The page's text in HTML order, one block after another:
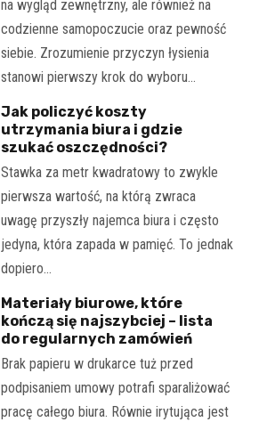
na wygląd zewnętrzny, ale również na
codzienne samopoczucie oraz pewność
siebie. Zrozumienie przyczyn łysienia
stanowi pierwszy krok do wyboru…
Jak policzyć koszty
utrzymania biura i gdzie
szukać oszczędności?
Stawka za metr kwadratowy to zwykle
pierwsza wartość, na którą zwraca
uwagę przyszły najemca biura i często
jedyna, która zapada w pamięć. To jednak
dopiero…
Materiały biurowe, które
kończą się najszybciej – lista
do regularnych zamówień
Brak papieru w drukarce tuż przed
podpisaniem umowy potrafi sparaliżować
pracę całego biura. Równie irytująca jest